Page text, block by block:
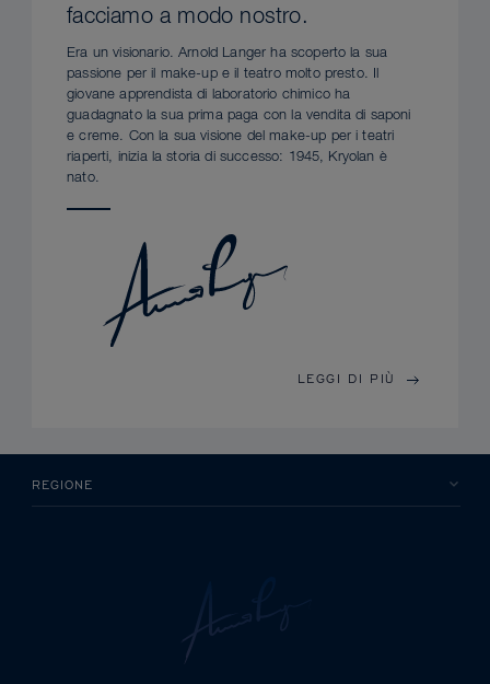
facciamo a modo nostro.
Era un visionario. Arnold Langer ha scoperto la sua
passione per il make-up e il teatro molto presto. Il
giovane apprendista di laboratorio chimico ha
guadagnato la sua prima paga con la vendita di saponi
e creme. Con la sua visione del make-up per i teatri
riaperti, inizia la storia di successo: 1945, Kryolan è
nato.
LEGGI DI PIÙ
REGIONE